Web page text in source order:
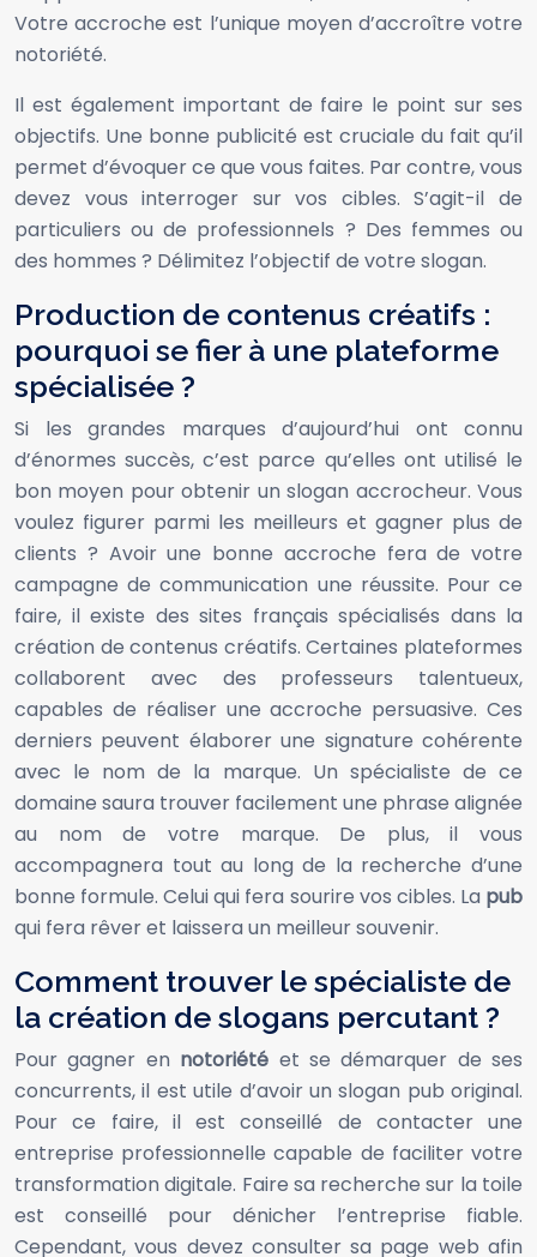
Votre accroche est l’unique moyen d’accroître votre
notoriété.
Il est également important de faire le point sur ses
objectifs. Une bonne publicité est cruciale du fait qu’il
permet d’évoquer ce que vous faites. Par contre, vous
devez vous interroger sur vos cibles. S’agit-il de
particuliers ou de professionnels ? Des femmes ou
des hommes ? Délimitez l’objectif de votre slogan.
Production de contenus créatifs :
pourquoi se fier à une plateforme
spécialisée ?
Si les grandes marques d’aujourd’hui ont connu
d’énormes succès, c’est parce qu’elles ont utilisé le
bon moyen pour obtenir un slogan accrocheur. Vous
voulez figurer parmi les meilleurs et gagner plus de
clients ? Avoir une bonne accroche fera de votre
campagne de communication une réussite. Pour ce
faire, il existe des sites français spécialisés dans la
création de contenus créatifs. Certaines plateformes
collaborent avec des professeurs talentueux,
capables de réaliser une accroche persuasive. Ces
derniers peuvent élaborer une signature cohérente
avec le nom de la marque. Un spécialiste de ce
domaine saura trouver facilement une phrase alignée
au nom de votre marque. De plus, il vous
accompagnera tout au long de la recherche d’une
bonne formule. Celui qui fera sourire vos cibles. La pub
qui fera rêver et laissera un meilleur souvenir.
Comment trouver le spécialiste de
la création de slogans percutant ?
Pour gagner en notoriété et se démarquer de ses
concurrents, il est utile d’avoir un slogan pub original.
Pour ce faire, il est conseillé de contacter une
entreprise professionnelle capable de faciliter votre
transformation digitale. Faire sa recherche sur la toile
est conseillé pour dénicher l’entreprise fiable.
Cependant, vous devez consulter sa page web afin